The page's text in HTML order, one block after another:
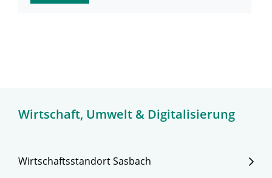
Wirtschaft, Umwelt & Digitalisierung
Wirtschaftsstandort Sasbach